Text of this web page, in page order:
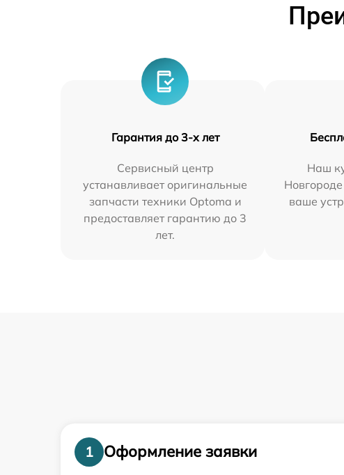
Гарантия до 3-х лет
Сервисный центр
устанавливает оригинальные
запчасти техники Optoma и
предоставляет гарантию до 3
лет.
Наш
ваше
1
Оформление заявки